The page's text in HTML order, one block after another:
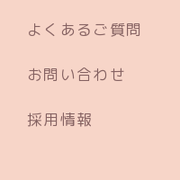
よくあるご質問
お問い合わせ
採用情報